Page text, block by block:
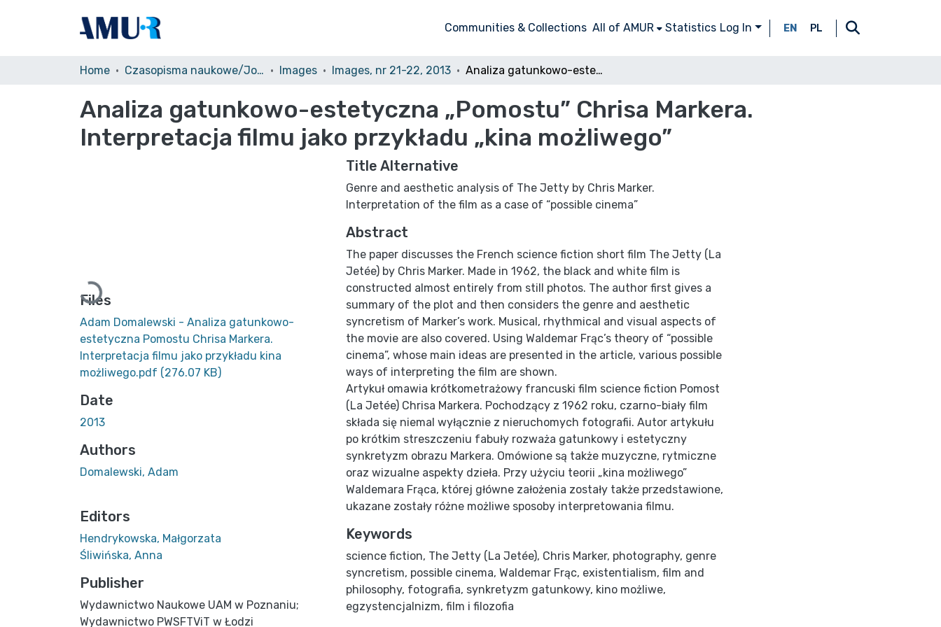
Communities & Collections All of AMUR Statistics Log In EN PL
Home Czasopisma naukowe/Journals Images Images, nr 21-22, 2013 Analiza gatunkowo-estetyczna „Pomostu” Chrisa Markera. Interpretacja filmu jako przykładu „kina możliwego”
Analiza gatunkowo-estetyczna „Pomostu” Chrisa Markera.
Interpretacja filmu jako przykładu „kina możliwego”
Loading...
Files
Adam Domalewski - Analiza gatunkowo-
estetyczna Pomostu Chrisa Markera.
Interpretacja filmu jako przykładu kina
możliwego.pdf (276.07 KB)
Date
2013
Authors
Domalewski, Adam
Editors
Hendrykowska, Małgorzata
Śliwińska, Anna
Publisher
Wydawnictwo Naukowe UAM w Poznaniu;
Wydawnictwo PWSFTViT w Łodzi
Title Alternative
Genre and aesthetic analysis of The Jetty by Chris Marker.
Interpretation of the film as a case of “possible cinema”
Abstract
The paper discusses the French science fiction short film The Jetty (La
Jetée) by Chris Marker. Made in 1962, the black and white film is
constructed almost entirely from still photos. The author first gives a
summary of the plot and then considers the genre and aesthetic
syncretism of Marker’s work. Musical, rhythmical and visual aspects of
the movie are also covered. Using Waldemar Frąc’s theory of “possible
cinema”, whose main ideas are presented in the article, various possible
ways of interpreting the film are shown.
Artykuł omawia krótkometrażowy francuski film science fiction Pomost
(La Jetée) Chrisa Markera. Pochodzący z 1962 roku, czarno-biały film
składa się niemal wyłącznie z nieruchomych fotografii. Autor artykułu
po krótkim streszczeniu fabuły rozważa gatunkowy i estetyczny
synkretyzm obrazu Markera. Omówione są także muzyczne, rytmiczne
oraz wizualne aspekty dzieła. Przy użyciu teorii „kina możliwego”
Waldemara Frąca, której główne założenia zostały także przedstawione,
ukazane zostały różne możliwe sposoby interpretowania filmu.
Keywords
science fiction, The Jetty (La Jetée), Chris Marker, photography, genre
syncretism, possible cinema, Waldemar Frąc, existentialism, film and
philosophy, fotografia, synkretyzm gatunkowy, kino możliwe,
egzystencjalnizm, film i filozofia